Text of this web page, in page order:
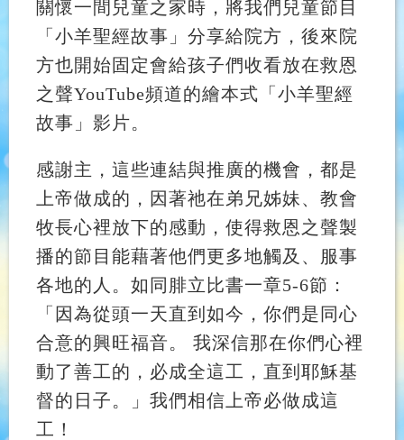
關懷一間兒童之家時，將我們兒童節目
「小羊聖經故事」分享給院方，後來院
方也開始固定會給孩子們收看放在救恩
之聲YouTube頻道的繪本式「小羊聖經
故事」影片。
感謝主，這些連結與推廣的機會，都是
上帝做成的，因著祂在弟兄姊妹、教會
牧長心裡放下的感動，使得救恩之聲製
播的節目能藉著他們更多地觸及、服事
各地的人。如同腓立比書一章5-6節：
「因為從頭一天直到如今，你們是同心
合意的興旺福音。 我深信那在你們心裡
動了善工的，必成全這工，直到耶穌基
督的日子。」我們相信上帝必做成這
工！